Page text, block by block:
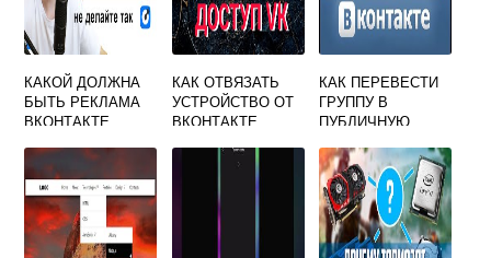
КАКОЙ ДОЛЖНА
БЫТЬ РЕКЛАМА
ВКОНТАКТЕ
КАК ОТВЯЗАТЬ
УСТРОЙСТВО ОТ
ВКОНТАКТЕ
КАК ПЕРЕВЕСТИ
ГРУППУ В
ПУБЛИЧНУЮ
ВКОНТАКТЕ